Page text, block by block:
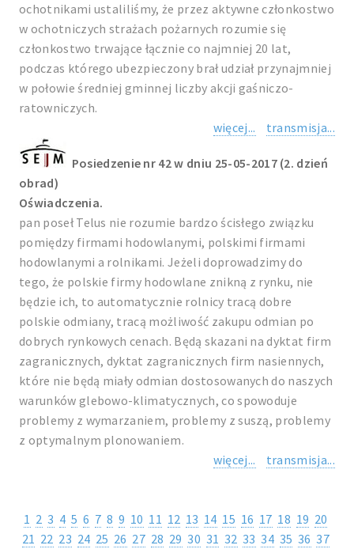
ochotnikami ustaliliśmy, że przez aktywne członkostwo
w ochotniczych strażach pożarnych rozumie się
członkostwo trwające łącznie co najmniej 20 lat,
podczas którego ubezpieczony brał udział przynajmniej
w połowie średniej gminnej liczby akcji gaśniczo-
ratowniczych.
więcej...
transmisja...
Posiedzenie nr 42 w dniu 25-05-2017 (2. dzień
obrad)
Oświadczenia.
pan poseł Telus nie rozumie bardzo ścisłego związku
pomiędzy firmami hodowlanymi, polskimi firmami
hodowlanymi a rolnikami. Jeżeli doprowadzimy do
tego, że polskie firmy hodowlane znikną z rynku, nie
będzie ich, to automatycznie rolnicy tracą dobre
polskie odmiany, tracą możliwość zakupu odmian po
dobrych rynkowych cenach. Będą skazani na dyktat firm
zagranicznych, dyktat zagranicznych firm nasiennych,
które nie będą miały odmian dostosowanych do naszych
warunków glebowo-klimatycznych, co spowoduje
problemy z wymarzaniem, problemy z suszą, problemy
z optymalnym plonowaniem.
więcej...
transmisja...
1 2 3 4 5 6 7 8 9 10 11 12 13 14 15 16 17 18 19 20
21 22 23 24 25 26 27 28 29 30 31 32 33 34 35 36 37